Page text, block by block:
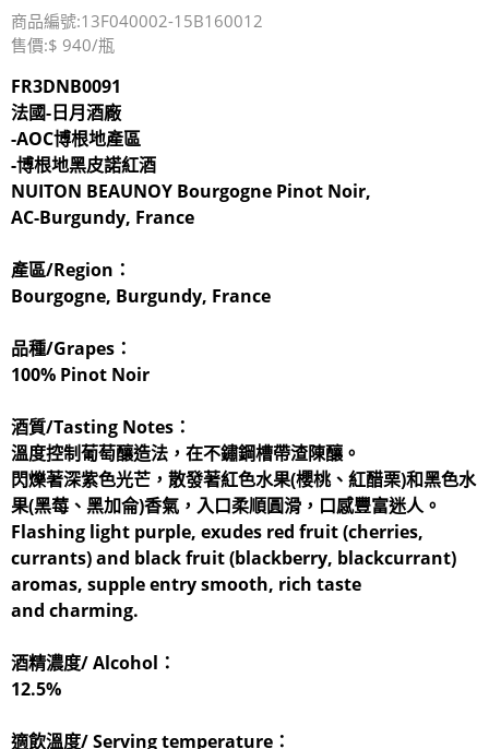
商品編號:13F040002-15B160012
售價:$ 940/瓶
FR3DNB0091
法國-日月酒廠
-AOC博根地產區
-博根地黑皮諾紅酒
NUITON BEAUNOY Bourgogne Pinot Noir,
AC-Burgundy, France
產區/Region：
Bourgogne, Burgundy, France
品種/Grapes：
100% Pinot Noir
酒質/Tasting Notes：
溫度控制葡萄釀造法，在不鏽鋼槽帶渣陳釀。
閃爍著深紫色光芒，散發著紅色水果(櫻桃、紅醋栗)和黑色水
果(黑莓、黑加侖)香氣，入口柔順圓滑，口感豐富迷人。
Flashing light purple, exudes red fruit (cherries,
currants) and black fruit (blackberry, blackcurrant)
aromas, supple entry smooth, rich taste
and charming.
酒精濃度/ Alcohol：
12.5%
適飲溫度/ Serving temperature：